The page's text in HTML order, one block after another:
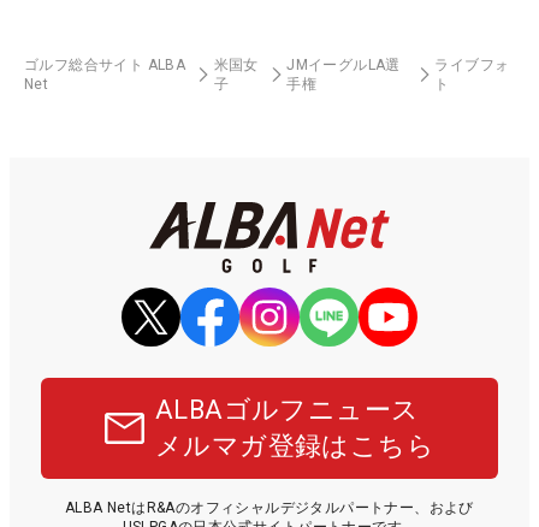
ゴルフ総合サイト ALBA
Net
米国女
子
JMイーグルLA選
手権
ライブフォ
ト
ALBAゴルフニュース
メルマガ登録はこちら
ALBA NetはR&Aのオフィシャルデジタルパートナー、および